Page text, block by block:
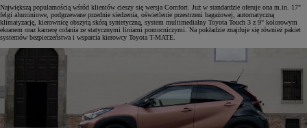
Największą popularnością wśród klientów cieszy się wersja Comfort. Już w standardzie oferuje ona m.in. 17"
felgi aluminiowe, podgrzewane przednie siedzenia, oświetlenie przestrzeni bagażowej, automatyczną
klimatyzację, kierownicę obszytą skórą syntetyczną, system multimedialny Toyota Touch 3 z 9" kolorowym
ekranem oraz kamerę cofania ze statycznymi liniami pomocniczymi. Na pokładzie znajduje się również pakiet
systemów bezpieczeństwa i wsparcia kierowcy Toyota T-MATE.